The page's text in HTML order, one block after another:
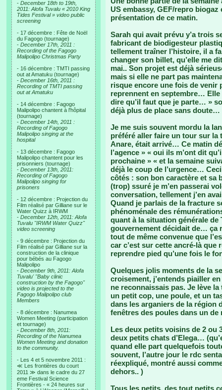
- December 18th to 19th,
2011: Alofa Tuvalu « 2010 King
Tides Festival » video public
screening
- 17 décembre : Fête de Noël
du Fagogo (tournage)
- December 17th, 2011 :
Recording of the Fagogo
Malipolipo Christmas Party
- 16 décembre : TMTI passing
out at Amatuku (tournage)
- December 16th, 2011 :
Recording of TMTI passing
out at Amatuku
- 14 décembre : Fagogo
Malipolipo chantent à l'hôpital
(tournage)
- December 14th, 2011 :
Recording of Fagogo
Malipolipo singing at the
hospital
- 13 décembre : Fagogo
Malipolipo chantent pour les
prisonniers (tournage)
- December 13th, 2011:
Recording of Fagogo
Malipolipo singing for
prisoners
- 12 décembre : Projection du
Film réalisé par Gilliane sur le
Water Quizz à IRWM
- December 12th, 2011: Alofa
Tuvalu "IRWM Water Quizz"
video screening
- 9 décembre : Projection du
Film réalisé par Gilliane sur la
construction de la clinique
pour bébés au Fagogo
Malipolipo
- December 9th, 2011: Alofa
Tuvalu' "Baby clinic
construction by the Fagogo"
video is projected to the
Fagogo Malipolipo club
Members
- 8 décembre : Nanumea
Women Meeting (participation
et tournage)
- December 8th, 2011:
Recording of the Nanumea
Women Meeting and donation
to the community.
- Les 4 et 5 novembre 2011 :
≪ Les frontières du court
2011 ≫ dans le cadre du 27
eme Festival Science
Frontières - « 24 heures sur
US embassy, GEF/repro
présentation de ce matin.
Sarah qui avait prévu y’a trois
fabricant de biodigesteur
tellement traîner l’histoire, il a
changer son billet, qu’elle me
mai.. Son projet est déjà
mais si elle ne part pas
risque encore une fois de
reprennent en septembre… Elle
dire qu’il faut que je parte… »
déjà plus de place sans doute…
Je me suis souvent mordu la
préféré aller faire un tour sur la
Anare, était arrivé… Ce matin
l’agence » « oui ils m’ont dit
prochaine » « et la semaine
déjà le coup de l’urgence…
côtés : son bon caractère et sa
(trop) ssuré je m’en passerai
conversation, tellement j’en
Quand je parlais de la fracture
phénoménale des
quant à la situation générale
gouvernement décidait de… ça
tout de même convenue que
car c’est sur cette ancré-là que
reprendre pied qu’une fois le
Quelques jolis moments de la
croisement, j’entends piailler
ne reconnaissais pas. Je lève
un petit cop, une poule, et un
dans les arganiers de la région
fenêtres des poules dans un
Les deux petits voisins de 2 ou
deux petits chats d’Elega…
quand elle part quelquefois
souvent, l’autre jour le rdc
réexpliqué, montré aussi
dehors.. )
Tous les petits, des tout petits